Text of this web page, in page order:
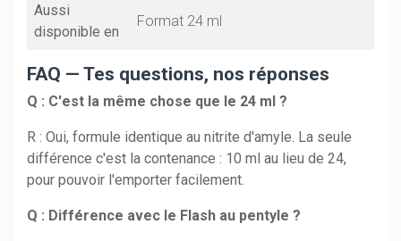
Aussi
disponible en
Format 24 ml
FAQ — Tes questions, nos réponses
Q : C'est la même chose que le 24 ml ?
R : Oui, formule identique au nitrite d'amyle. La seule
différence c'est la contenance : 10 ml au lieu de 24,
pour pouvoir l'emporter facilement.
Q : Différence avec le Flash au pentyle ?